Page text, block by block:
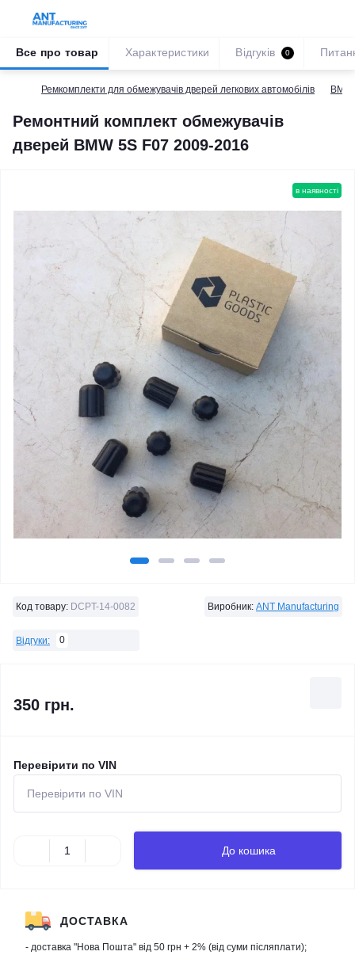
Ремкомплекти для обмежувачів дверей легкових автомобілів BMW
Ремонтний комплект обмежувачів
дверей BMW 5S F07 2009-2016
Все про товар Характеристики Відгуків 0
в наявності
Код товару: DCPT-14-0082 Виробник: ANT Manufacturing
Відгуки: 0
350 грн.
Перевірити по VIN
До кошика
ДОСТАВКА
- доставка "Нова Пошта" від 50 грн + 2% (від суми післяплати);